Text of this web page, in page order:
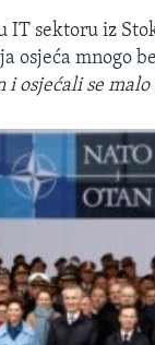
IT sektoru iz
osjeća mnogo
i osjećali se malo